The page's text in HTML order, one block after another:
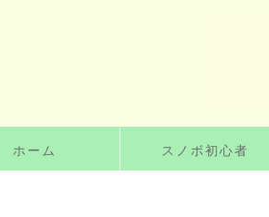
ホーム スノボ初心者